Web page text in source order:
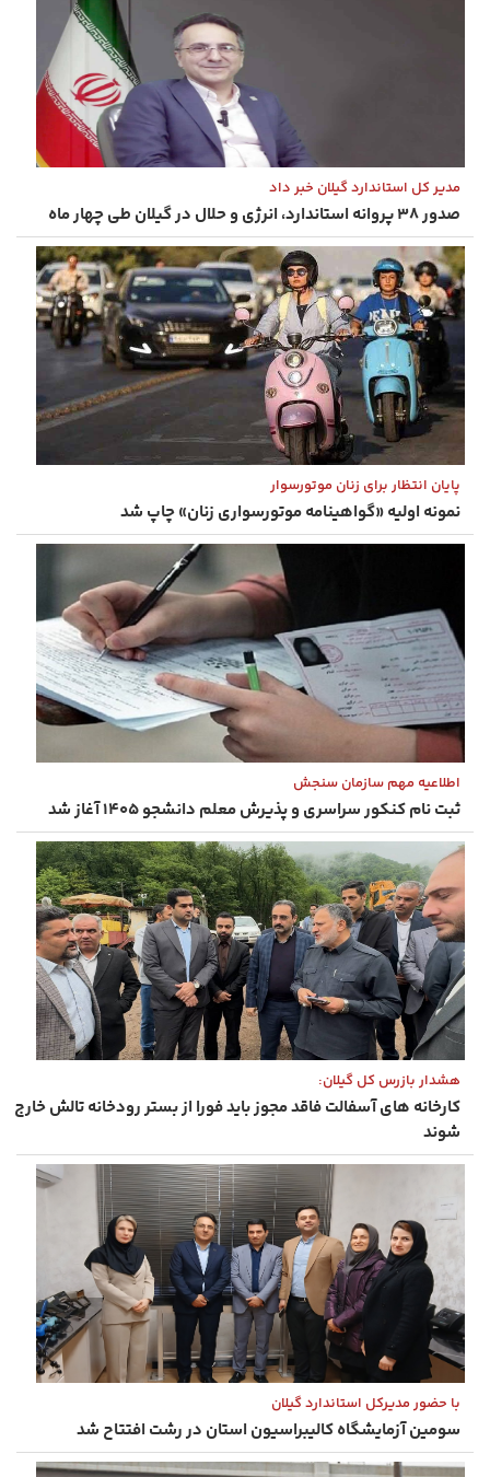
مدیر کل استاندارد گیلان خبر داد
صدور ۳۸ پروانه استاندارد، انرژی و حلال در گیلان طی چهار ماه
پایان انتظار برای زنان موتورسوار
نمونه اولیه «گواهینامه موتورسواری زنان» چاپ شد
اطلاعیه مهم سازمان سنجش
ثبت ‌نام کنکور سراسری و پذیرش معلم دانشجو ۱۴۰۵ آغاز شد
هشدار بازرس ‌کل گیلان:
کارخانه‌ های آسفالت فاقد مجوز باید فورا از بستر رودخانه تالش خارج
شوند
با حضور مدیرکل استاندارد گیلان
سومین آزمایشگاه کالیبراسیون استان در رشت افتتاح شد